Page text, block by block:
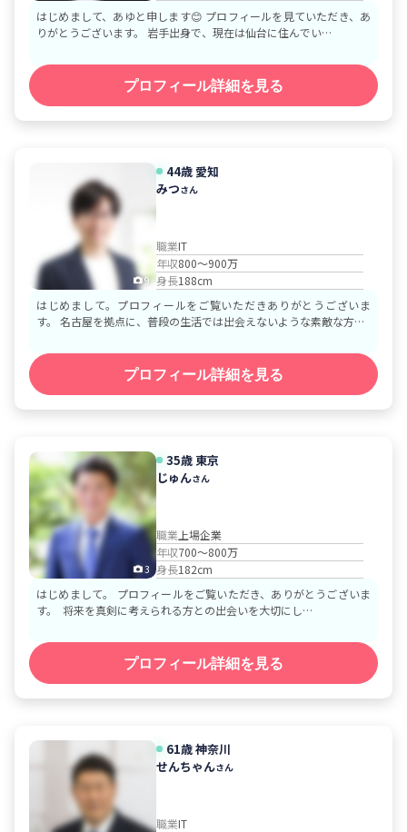
はじめまして、あゆと申します😊 プロフィールを見ていただき、あ
りがとうございます。 岩手出身で、現在は仙台に住んでい…
プロフィール詳細を見る
9
44歳 愛知
みつさん
職業IT
年収800～900万
身長188cm
はじめまして。プロフィールをご覧いただきありがとうございま
す。 名古屋を拠点に、普段の生活では出会えないような素敵な方…
プロフィール詳細を見る
3
35歳 東京
じゅんさん
職業 上場企業
年収700～800万
身長182cm
はじめまして。 プロフィールをご覧いただき、ありがとうございま
す。 将来を真剣に考えられる方との出会いを大切にし…
プロフィール詳細を見る
61歳神奈川
せんちゃんさん
職業IT